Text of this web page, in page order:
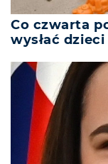
Co czwarta
wysłać